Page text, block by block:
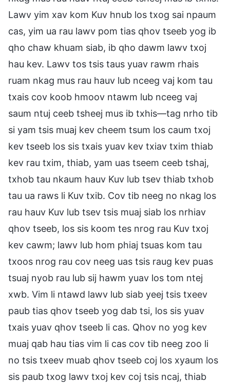
Lawv yim xav kom Kuv hnub los txog sai npaum
cas, yim ua rau lawv pom tias qhov tseeb yog ib
qho chaw khuam siab, ib qho dawm lawv txoj
hau kev. Lawv tos tsis taus yuav rawm rhais
ruam nkag mus rau hauv lub nceeg vaj kom tau
txais cov koob hmoov ntawm lub nceeg vaj
saum ntuj ceeb tsheej mus ib txhis—tag nrho tib
si yam tsis muaj kev cheem tsum los caum txoj
kev tseeb los sis txais yuav kev txiav txim thiab
kev rau txim, thiab, yam uas tseem ceeb tshaj,
txhob tau nkaum hauv Kuv lub tsev thiab txhob
tau ua raws li Kuv txib. Cov tib neeg no nkag los
rau hauv Kuv lub tsev tsis muaj siab los nrhiav
qhov tseeb, los sis koom tes nrog rau Kuv txoj
kev cawm; lawv lub hom phiaj tsuas kom tau
txoos nrog rau cov neeg uas tsis raug kev puas
tsuaj nyob rau lub sij hawm yuav los tom ntej
xwb. Vim li ntawd lawv lub siab yeej tsis txeev
paub tias qhov tseeb yog dab tsi, los sis yuav
txais yuav qhov tseeb li cas. Qhov no yog kev
muaj qab hau tias vim li cas cov tib neeg zoo li
no tsis txeev muab qhov tseeb coj los xyaum los
sis paub txog lawv txoj kev coj tsis ncaj, thiab